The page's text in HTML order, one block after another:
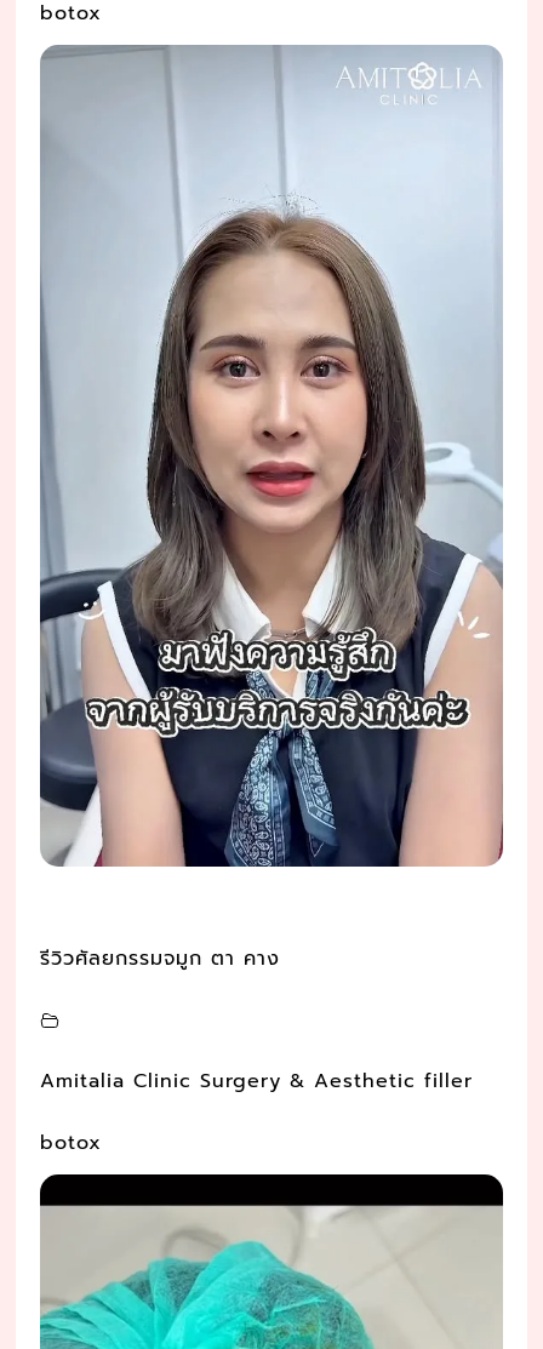
botox
รีวิวศัลยกรรมจมูก ตา คาง
Amitalia Clinic Surgery & Aesthetic filler
botox